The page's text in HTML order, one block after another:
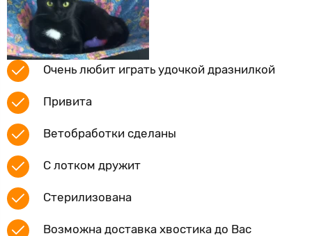
Очень любит играть удочкой дразнилкой
Привита
Ветобработки сделаны
С лотком дружит
Стерилизована
Возможна доставка хвостика до Вас